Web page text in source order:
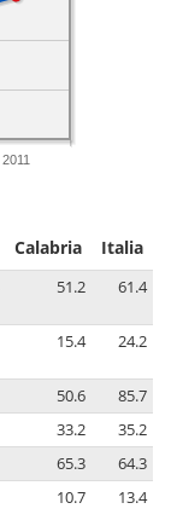
2011
Calabria Italia
51.2 61.4
15.4 24.2
50.6
85.7
33.2
35.2
65.3
64.3
10.7 13.4